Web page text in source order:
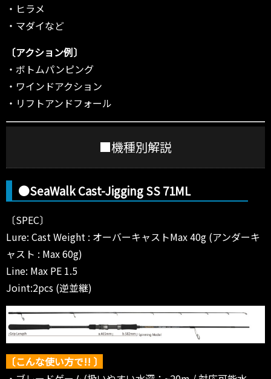
・ヒラメ
・マダイなど
〔アクション例〕
・ボトムパンピング
・ワインドアクション
・リフトアンドフォール
■機種別解説
●SeaWalk Cast-Jigging SS 71ML
〔SPEC〕
Lure: Cast Weight : オーバーキャストMax 40g (アンダーキ
ャスト : Max 60g)
Line: Max PE 1.5
Joint:2pcs (逆並継)
〔こんな使い方で!! 〕